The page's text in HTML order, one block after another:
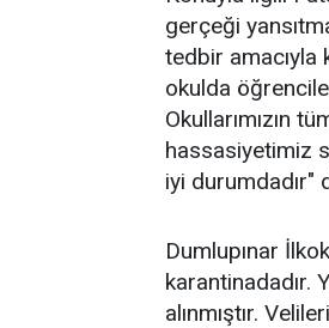
gerçeği
tedbir amacıyla
okulda
Okullarımızın
hassasiyetimiz
iyi durumdadır"
Dumlupınar
karantinadadır.
alınmıştır.